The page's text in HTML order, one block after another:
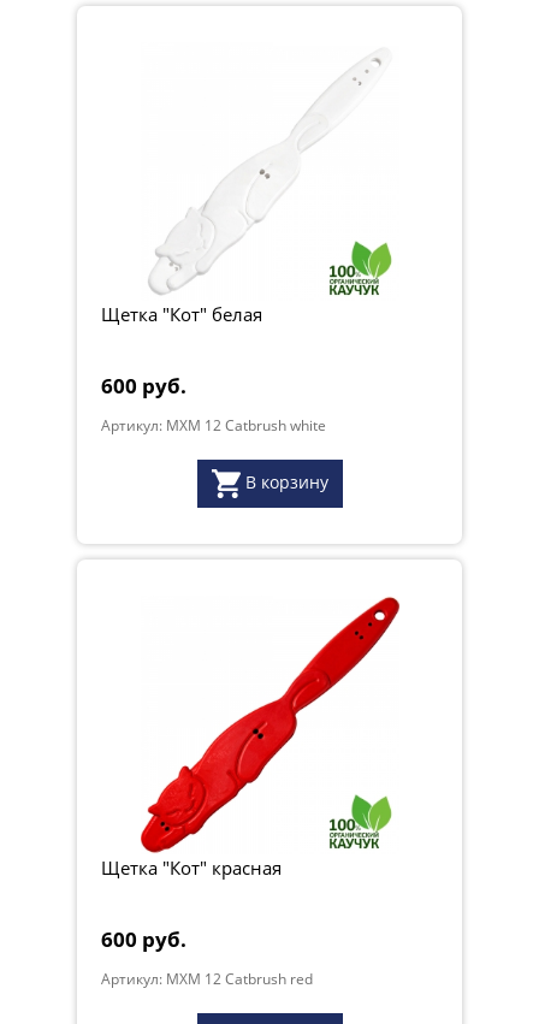
Щетка "Кот" белая
600 руб.
Артикул: MXM 12 Catbrush white
В корзину
Щетка "Кот" красная
600 руб.
Артикул: MXM 12 Catbrush red